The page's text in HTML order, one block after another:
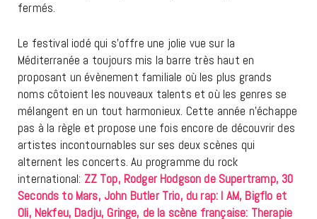
fermés.
Le festival iodé qui s’offre une jolie vue sur la
Méditerranée a toujours mis la barre très haut en
proposant un évènement familiale où les plus grands
noms côtoient les nouveaux talents et où les genres se
mélangent en un tout harmonieux. Cette année n’échappe
pas à la règle et propose une fois encore de découvrir des
artistes incontournables sur ses deux scènes qui
alternent les concerts. Au programme du rock
international: ZZ Top, Rodger Hodgson de Supertramp, 30
Seconds to Mars, John Butler Trio, du rap: I AM, Bigflo et
Oli, Nekfeu, Dadju, Gringe, de la scène française: Therapie